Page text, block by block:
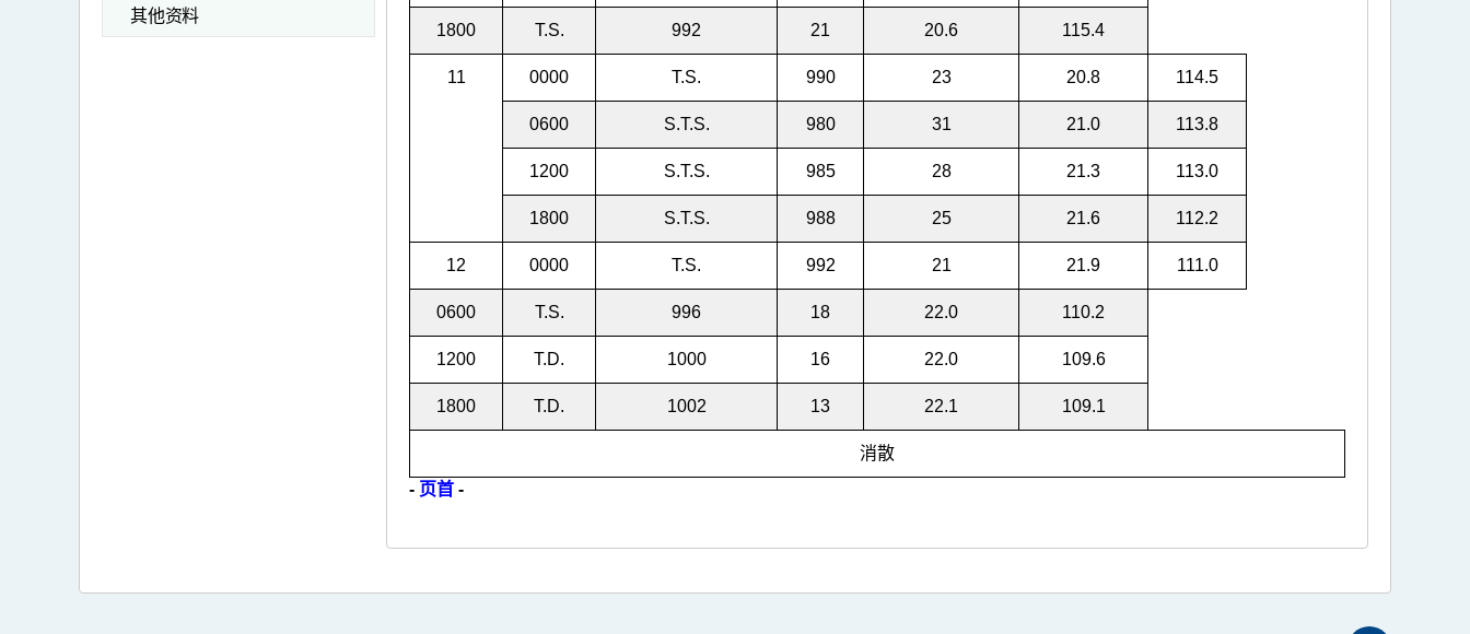
其他资料
1800 T.S. 992 21 20.6 115.4
11 0000 T.S. 990 23 20.8 114.5
0600 S.T.S. 980 31 21.0 113.8
1200 S.T.S. 985 28 21.3 113.0
1800 S.T.S. 988 25 21.6 112.2
12 0000 T.S. 992 21 21.9 111.0
0600 T.S. 996 18 22.0 110.2
1200 T.D. 1000 16 22.0 109.6
1800 T.D. 1002 13 22.1 109.1
消散
- 页首 -